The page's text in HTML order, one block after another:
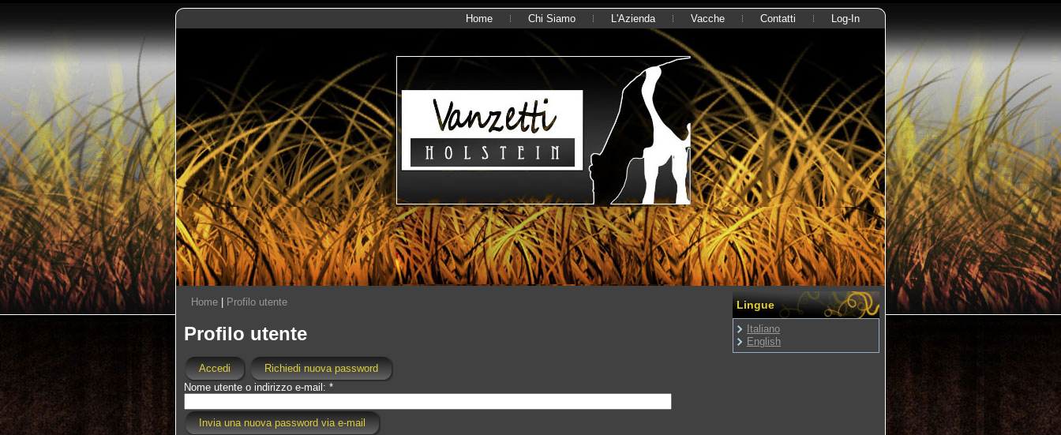
Home Chi Siamo L'Azienda Vacche Contatti Log-In
Home Profilo utente
Profilo utente
Accedi
Richiedi nuova password
Nome utente o indirizzo e-mail: *
Lingue
Italiano
English